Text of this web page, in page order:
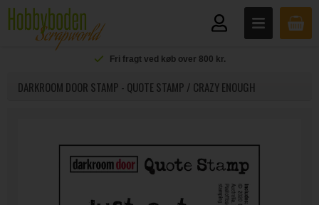
Fri fragt ved køb over 800 kr.
DARKROOM DOOR STAMP - QUOTE STAMP / CRAZY ENOUGH